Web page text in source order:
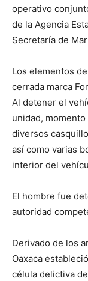
operativo
de la Agencia
Secretaría de
Los elementos
cerrada marca
Al detener el
unidad,
diversos
así como varias
interior del
El hombre fue
autoridad
Derivado de los
Oaxaca
célula delictiva